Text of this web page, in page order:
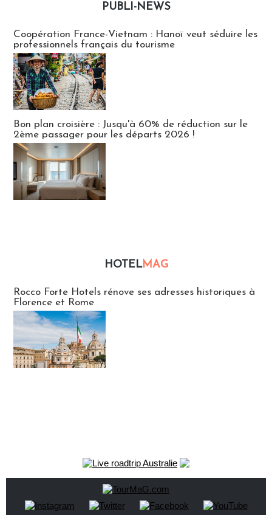
PUBLI-NEWS
Coopération France-Vietnam : Hanoï veut séduire les
professionnels français du tourisme
Bon plan croisière : Jusqu'à 60% de réduction sur le
2ème passager pour les départs 2026 !
HOTELMAG
Rocco Forte Hotels rénove ses adresses historiques à
Florence et Rome